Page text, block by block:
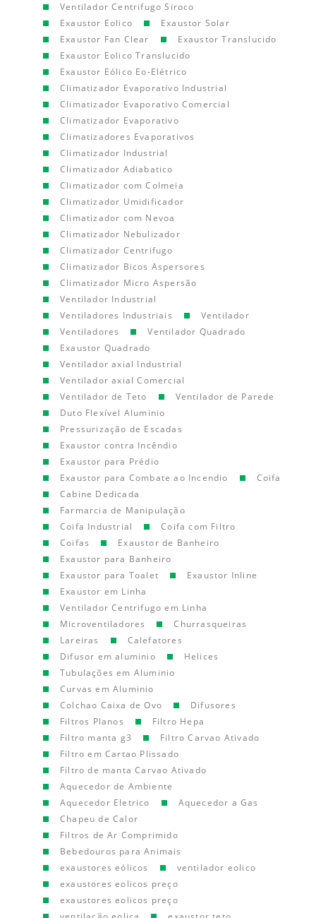
Ventilador Centrifugo Siroco
Exaustor Eolico
Exaustor Solar
Exaustor Fan Clear
Exaustor Translucido
Exaustor Eolico Translucido
Exaustor Eólico Eo-Elétrico
Climatizador Evaporativo Industrial
Climatizador Evaporativo Comercial
Climatizador Evaporativo
Climatizadores Evaporativos
Climatizador Industrial
Climatizador Adiabatico
Climatizador com Colmeia
Climatizador Umidificador
Climatizador com Nevoa
Climatizador Nebulizador
Climatizador Centrifugo
Climatizador Bicos Aspersores
Climatizador Micro Aspersão
Ventilador Industrial
Ventiladores Industriais
Ventilador
Ventiladores
Ventilador Quadrado
Exaustor Quadrado
Ventilador axial Industrial
Ventilador axial Comercial
Ventilador de Teto
Ventilador de Parede
Duto Flexível Aluminio
Pressurização de Escadas
Exaustor contra Incêndio
Exaustor para Prédio
Exaustor para Combate ao Incendio
Coifa
Cabine Dedicada
Farmarcia de Manipulação
Coifa Industrial
Coifa com Filtro
Coifas
Exaustor de Banheiro
Exaustor para Banheiro
Exaustor para Toalet
Exaustor Inline
Exaustor em Linha
Ventilador Centrifugo em Linha
Microventiladores
Churrasqueiras
Lareiras
Calefatores
Difusor em aluminio
Helices
Tubulações em Aluminio
Curvas em Aluminio
Colchao Caixa de Ovo
Difusores
Filtros Planos
Filtro Hepa
Filtro manta g3
Filtro Carvao Ativado
Filtro em Cartao Plissado
Filtro de manta Carvao Ativado
Aquecedor de Ambiente
Aquecedor Eletrico
Aquecedor a Gas
Chapeu de Calor
Filtros de Ar Comprimido
Bebedouros para Animais
exaustores eólicos
ventilador eolico
exaustores eolicos preço
exaustores eolicos preço